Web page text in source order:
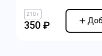
210 г
350 ₽